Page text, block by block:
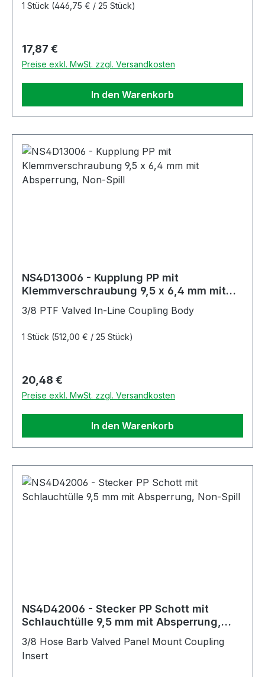
1 Stück (446,75 € / 25 Stück)
Regulärer Preis:
17,87 €
Preise exkl. MwSt. zzgl. Versandkosten
In den Warenkorb
NS4D13006 - Kupplung PP mit
Klemmverschraubung 9,5 x 6,4 mm mit
3/8 PTF Valved In-Line Coupling Body
1 Stück (512,00 € / 25 Stück)
Regulärer Preis:
20,48 €
Preise exkl. MwSt. zzgl. Versandkosten
In den Warenkorb
NS4D42006 - Stecker PP Schott mit
Schlauchtülle 9,5 mm mit Absperrung,
3/8 Hose Barb Valved Panel Mount Coupling
Insert